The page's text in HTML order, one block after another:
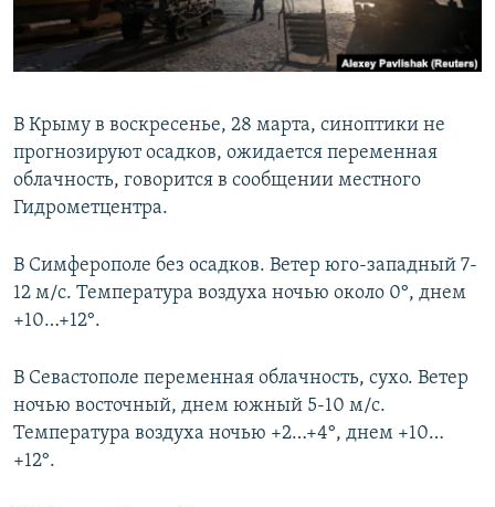
ПОБЕДИТЕЛЕЙ НЕ СУДЯТ?
КРЫМ.НЕПОКОРЕННЫЙ
УКРАИНСКАЯ ПРОБЛЕМА КРЫМА
ПРИСОЕДИНЯЙТЕСЬ!
Все сайты RFE/RL
В Крыму в воскресенье, 28 марта, синоптики не
прогнозируют осадков, ожидается переменная
облачность, говорится в сообщении местного
Гидрометцентра.
В Симферополе без осадков. Ветер юго-западный 7-
12 м/с. Температура воздуха ночью около 0°, днем
+10…+12°.
В Севастополе переменная облачность, сухо. Ветер
ночью восточный, днем южный 5-10 м/с.
Температура воздуха ночью +2…+4°, днем +10…
+12°.